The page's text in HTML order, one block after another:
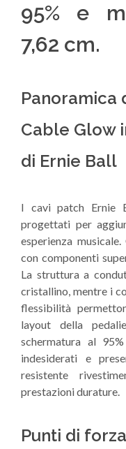
95% e
7,62 cm.
Panoramica
Cable Glow
di Ernie Ball
I cavi patch Ernie
progettati per
esperienza
con componenti
La struttura a
cristallino, mentre i
flessibilità
layout della
schermatura al
indesiderati e
resistente
prestazioni durature.
Punti di